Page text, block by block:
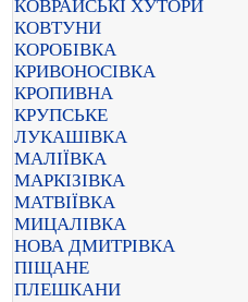
КОВРАЙСЬКІ ХУТОРИ
КОВТУНИ
КОРОБІВКА
КРИВОНОСІВКА
КРОПИВНА
КРУПСЬКЕ
ЛУКАШІВКА
МАЛІЇВКА
МАРКІЗІВКА
МАТВІЇВКА
МИЦАЛІВКА
НОВА ДМИТРІВКА
ПІЩАНЕ
ПЛЕШКАНИ